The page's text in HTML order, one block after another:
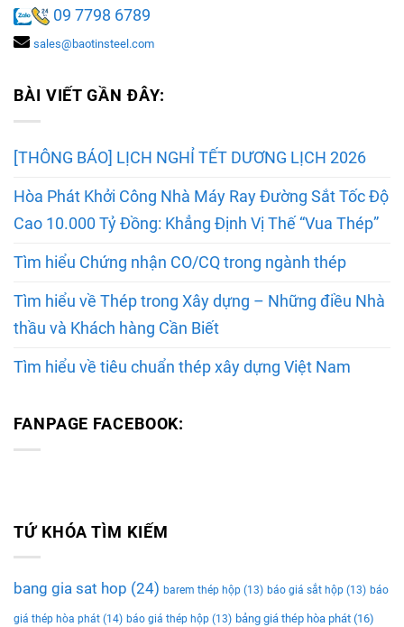
09 7798 6789
sales@baotinsteel.com
BÀI VIẾT GẦN ĐÂY:
[THÔNG BÁO] LỊCH NGHỈ TẾT DƯƠNG LỊCH 2026
Hòa Phát Khởi Công Nhà Máy Ray Đường Sắt Tốc Độ
Cao 10.000 Tỷ Đồng: Khẳng Định Vị Thế “Vua Thép”
Tìm hiểu Chứng nhận CO/CQ trong ngành thép
Tìm hiểu về Thép trong Xây dựng – Những điều Nhà
thầu và Khách hàng Cần Biết
Tìm hiểu về tiêu chuẩn thép xây dựng Việt Nam
FANPAGE FACEBOOK:
TỨ KHÓA TÌM KIẾM
bang gia sat hop (24) barem thép hộp (13) báo giá sắt hộp (13) báo
giá thép hòa phát (14) báo giá thép hộp (13) bảng giá thép hòa phát (16)